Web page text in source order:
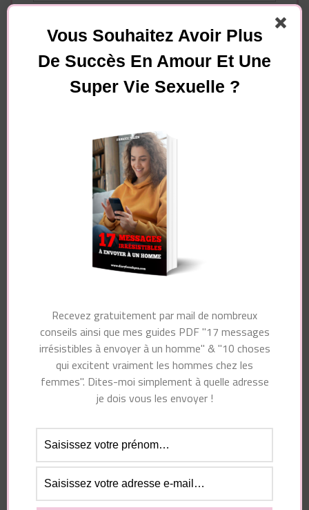
Essayez. Vous pouvez vous désinscrire à tout moment.
Navigation
Article précédent
Ce Que Veulent Les
Hommes (Mais
N’osent Jamais
Demander Aux
le rendre dingue au
Vous pourriez également aimer...
Laisser un commentaire
Vous Souhaitez Avoir Plus
De Succès En Amour Et Une
Super Vie Sexuelle ?
Recevez gratuitement par mail de nombreux
conseils ainsi que mes guides PDF "17 messages
irrésistibles à envoyer à un homme" & "10 choses
qui excitent vraiment les hommes chez les
femmes". Dites-moi simplement à quelle adresse
je dois vous les envoyer !